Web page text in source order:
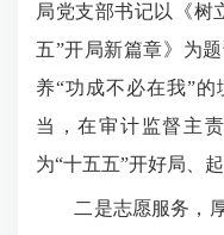
局党支部书记以《树
五”开局新篇章》为
养“功成不必在我”
当，在审计监督主
为“十五五”开好局、
二是志愿服务，厚